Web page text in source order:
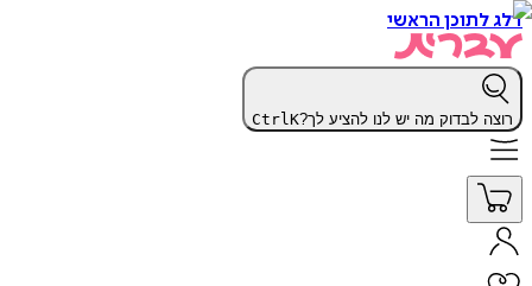
דלג לתוכן הראשי
רוצה לבדוק מה יש לנו להציע לך? CtrlK